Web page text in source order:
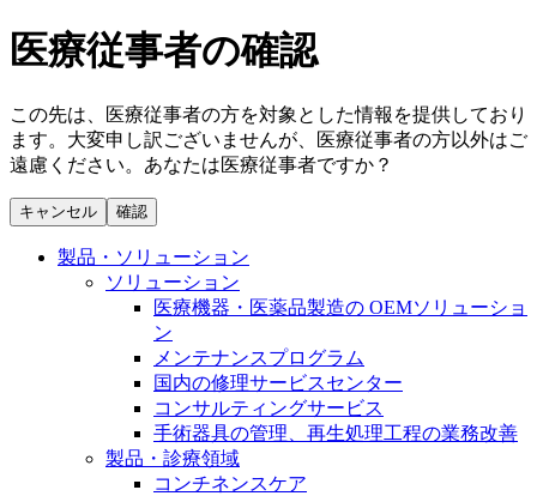
縫合糸 / 皮膚用接着剤
創傷ケア
ソリューション
製品・診療領域
膝関節の構造とその疾患
身体の中で最も大きい関節である膝関節。日常の生活
を支える、その機能や特徴とは？傷めてしまった場合
には、どのような治療の選択肢があるのでしょう。
キャリア（B. Braunで働くということ）
ビー・ブラウンエースクラッﾌﾟで新たな可能性を見つ
けませんか？現在募集中のポジションをご覧いただけ
ます。
お問合せフォーム
取材・撮影のお申込み
ニューススペース
ニュースリリース
医療従事者さま向けニュース
会社
私たちの責任
ニューススペース
医療従事者の確認
この先は、医療従事者の方を対象とした情報を提供しており
ます。大変申し訳ございませんが、医療従事者の方以外はご
遠慮ください。あなたは医療従事者ですか？
キャンセル 確認
製品・ソリューション
ソリューション
医療機器・医薬品製造の OEMソリューショ
ン
メンテナンスプログラム
国内の修理サービスセンター
コンサルティングサービス
手術器具の管理、再生処理工程の業務改善
製品・診療領域
コンチネンスケア